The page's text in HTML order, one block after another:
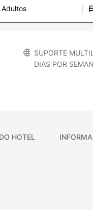
Adultos
SUPORTE
DIAS POR
HOTEL